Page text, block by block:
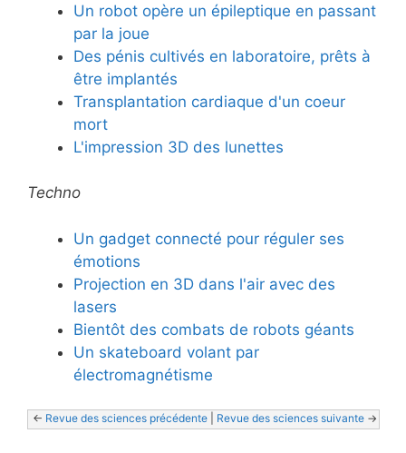
Un robot opère un épileptique en passant
par la joue
Des pénis cultivés en laboratoire, prêts à
être implantés
Transplantation cardiaque d'un coeur
mort
L'impression 3D des lunettes
Techno
Un gadget connecté pour réguler ses
émotions
Projection en 3D dans l'air avec des
lasers
Bientôt des combats de robots géants
Un skateboard volant par
électromagnétisme
<- Revue des sciences précédente Revue des sciences suivante ->